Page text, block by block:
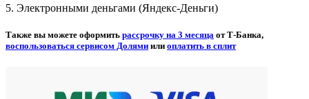
5. Электронными деньгами (Яндекс-Деньги)
Также вы можете оформить рассрочку на 3 месяца от Т-Банка,
воспользоваться сервисом Долями или оплатить в сплит